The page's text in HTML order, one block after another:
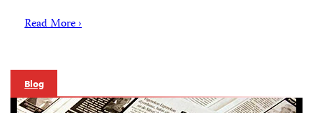
Read More ›
Blog